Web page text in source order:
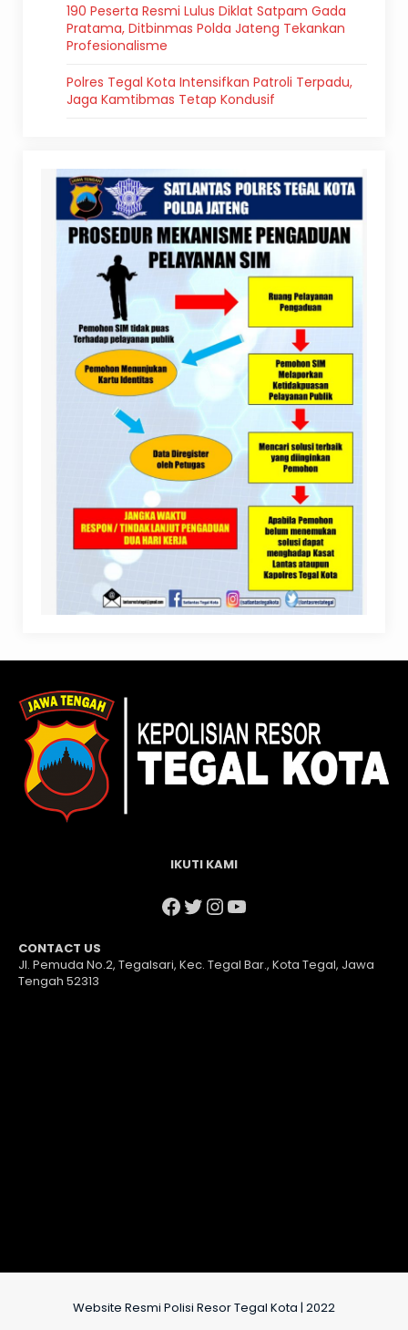
190 Peserta Resmi Lulus Diklat Satpam Gada
Pratama, Ditbinmas Polda Jateng Tekankan
Profesionalisme
Polres Tegal Kota Intensifkan Patroli Terpadu,
Jaga Kamtibmas Tetap Kondusif
IKUTI KAMI
Facebook
Twitter
Instagram
YouTube
CONTACT US
Jl. Pemuda No.2, Tegalsari, Kec. Tegal Bar., Kota Tegal, Jawa
Tengah 52313
Website Resmi Polisi Resor Tegal Kota | 2022